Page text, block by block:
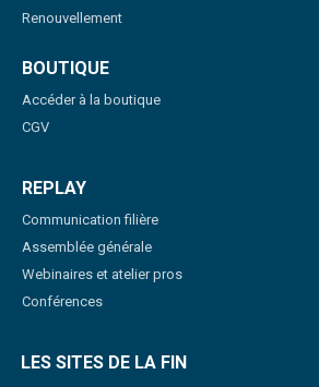
Renouvellement
BOUTIQUE
Accéder à la boutique
CGV
REPLAY
Communication filière
Assemblée générale
Webinaires et atelier pros
Conférences
LES SITES DE LA FIN